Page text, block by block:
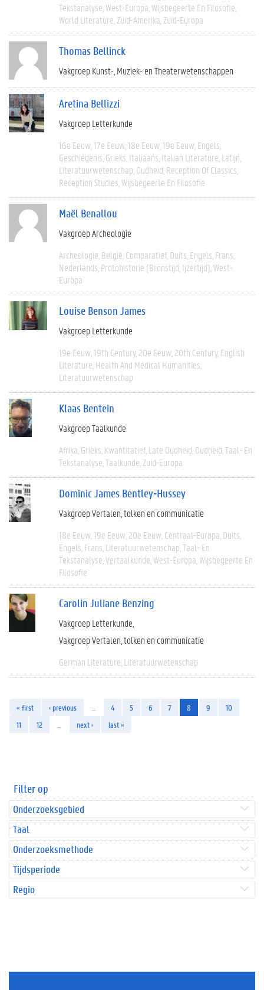
Tekstanalyse West-Europa Wijsbegeerte En Filosofie
World Literature Zuid-Amerika Zuid-Europa
Thomas Bellinck
Vakgroep Kunst-, Muziek- en Theaterwetenschappen
Aretina Bellizzi
Vakgroep Letterkunde
16e Eeuw 17e Eeuw 18e Eeuw 19e Eeuw Engels
Geschiedenis Grieks Italiaans Italian Literature Latijn
Literatuurwetenschap Oudheid Reception Of Classics
Reception Studies Wijsbegeerte En Filosofie
Maël Benallou
Vakgroep Archeologie
Archeologie België Comparatief Duits Engels Frans
Nederlands Protohistorie (bronstijd, Ijzertijd) West-
Europa
Louise Benson James
Vakgroep Letterkunde
19e Eeuw 19th Century 20e Eeuw 20th Century English
Literature Health And Medical Humanities
Literatuurwetenschap
Klaas Bentein
Vakgroep Taalkunde
Afrika Grieks Kwantitatief Late Oudheid Oudheid Taal- En
Tekstanalyse Taalkunde Zuid-Europa
Dominic James Bentley-Hussey
Vakgroep Vertalen, tolken en communicatie
18e Eeuw 19e Eeuw 20e Eeuw Centraal-Europa Duits
Engels Frans Literatuurwetenschap Taal- En
Tekstanalyse Vertaalkunde West-Europa Wijsbegeerte En
Filosofie
Carolin Juliane Benzing
Vakgroep Letterkunde
Vakgroep Vertalen, tolken en communicatie
German Literature Literatuurwetenschap
« first ‹ previous 4 5 6 7 8 9
10
11
12 next › last »
Filter op
Onderzoeksgebied
Taal
Onderzoeksmethode
Tijdsperiode
Regio